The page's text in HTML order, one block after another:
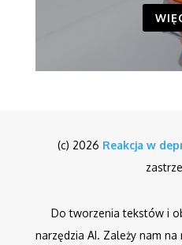
(c) 2026 Reakcja w
Do tworzenia tekstów i
narzędzia AI. Zależy nam